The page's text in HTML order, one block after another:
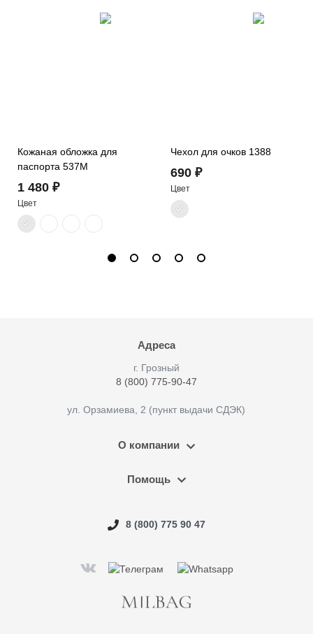
Кожаная обложка для
паспорта 537M
1 480 ₽
Цвет
Чехол для очков 1388
690 ₽
Цвет
Адреса
г. Грозный
8 (800) 775-90-47
ул. Орзамиева, 2 (пункт выдачи СДЭК)
О компании
Помощь
8 (800) 775 90 47